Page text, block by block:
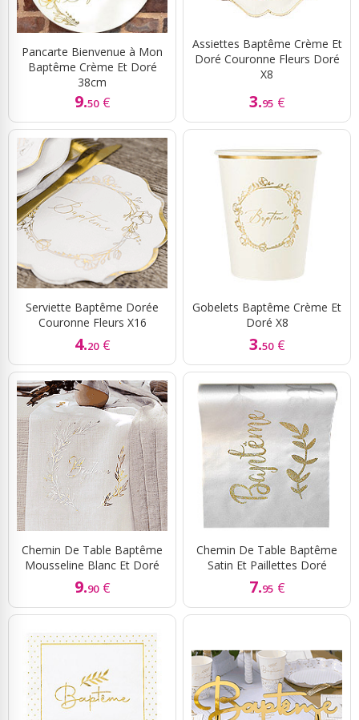
Pancarte Bienvenue à Mon
Baptême Crème Et Doré
38cm
9.50 €
Assiettes Baptême Crème Et
Doré Couronne Fleurs Doré
X8
3.95 €
Serviette Baptême Dorée
Couronne Fleurs X16
4.20 €
Gobelets Baptême Crème Et
Doré X8
3.50 €
Chemin De Table Baptême
Mousseline Blanc Et Doré
9.90 €
Chemin De Table Baptême
Satin Et Paillettes Doré
7.95 €